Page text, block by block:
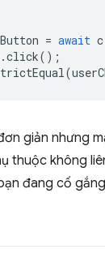
= await c
.click();
(
giản nhưng
thuộc không
đang cố